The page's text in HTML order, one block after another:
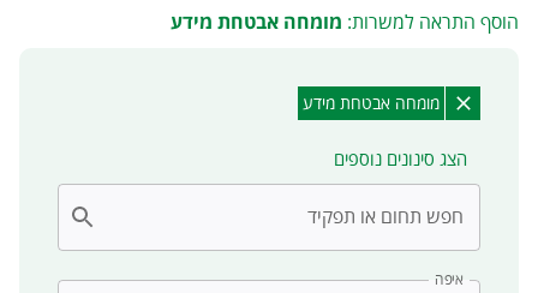
הוסף התראה למשרות: מומחה אבטחת מידע
מומחה אבטחת מידע
הצג סינונים נוספים
חפש תחום או תפקיד
איפה